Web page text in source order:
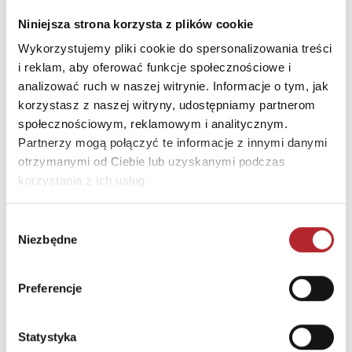
Niniejsza strona korzysta z plików cookie
Wykorzystujemy pliki cookie do spersonalizowania treści
i reklam, aby oferować funkcje społecznościowe i
analizować ruch w naszej witrynie. Informacje o tym, jak
korzystasz z naszej witryny, udostępniamy partnerom
społecznościowym, reklamowym i analitycznym.
Partnerzy mogą połączyć te informacje z innymi danymi
otrzymanymi od Ciebie lub uzyskanymi podczas
korzystania z ich usług.
zgody
Niezbędne
Preferencje
Statystyka
Bright Junior Media
Sug. cena det. 69,90zł (brutto)
Zaloguj się, aby kupić
NAJCZĘŚCIEJ KUPOWANE
Wyłączność